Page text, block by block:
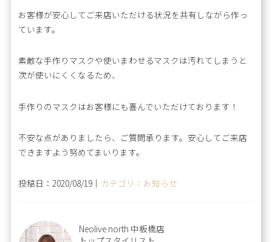
お客様が安心してご来店いただける状況を共有しながら作っ
ています。
素敵な手作りマスクや使いまわせるマスクは汚れてしまうと
次が使いにくくなるため、
手作りのマスクはお客様にも喜んでいただけております！
不安な点がありましたら、ご質問承ります。安心してご来店
できますよう努めてまいります。
投稿日：2020/08/19｜ カテゴリ：お知らせ
Neolive north 中板橋店